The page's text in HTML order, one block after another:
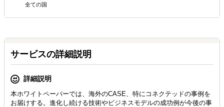
全ての国
サービスの詳細説明
詳細説明
本ホワイトペーパーでは、海外のCASE、特にコネクテッドの事例を
お届けする。進化し続ける技術やビジネスモデルの成功例が今後の事